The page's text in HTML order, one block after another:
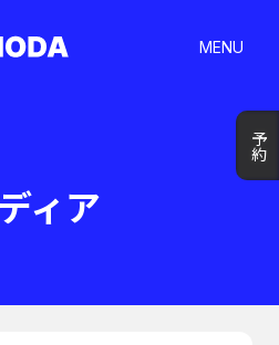
MENU
予約
予約
ィア